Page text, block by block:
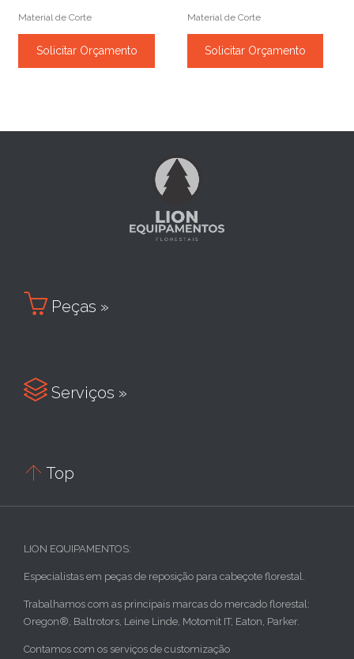
Material de Corte
Solicitar Orçamento
Material de Corte
Solicitar Orçamento
 Peças »
 Serviços »
 Top
LION EQUIPAMENTOS:
Especialistas em peças de reposição para cabeçote florestal.
Trabalhamos com as principais marcas do mercado florestal:
Oregon®, Baltrotors, Leine Linde, Motomit IT, Eaton, Parker.
Contamos com os serviços de customização